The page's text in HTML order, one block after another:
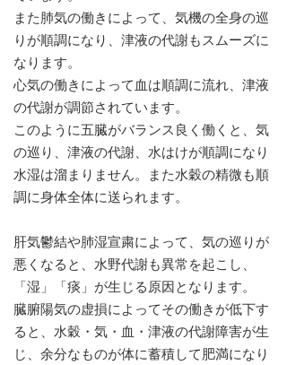
また肺気の働きによって、気機の全身の巡
りが順調になり、津液の代謝もスムーズに
なります。
心気の働きによって血は順調に流れ、津液
の代謝が調節されています。
このように五臓がバランス良く働くと、気
の巡り、津液の代謝、水はけが順調になり
水湿は溜まりません。また水穀の精微も順
調に身体全体に送られます。
肝気鬱結や肺湿宣粛によって、気の巡りが
悪くなると、水野代謝も異常を起こし、
「湿」「痰」が生じる原因となります。
臓腑陽気の虚損によってその働きが低下す
ると、水穀・気・血・津液の代謝障害が生
じ、余分なものが体に蓄積して肥満になり